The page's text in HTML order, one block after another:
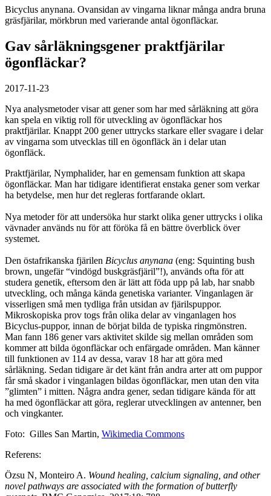
Bicyclus anynana. Ovansidan av vingarna liknar många andra bruna
gräsfjärilar, mörkbrun med varierande antal ögonfläckar.
Gav sårläkningsgener praktfjärilar
ögonfläckar?
2017-11-23
Nya analysmetoder visar att gener som har med sårläkning att göra
kan spela en viktig roll för utveckling av ögonfläckar hos
praktfjärilar. Knappt 200 gener uttrycks starkare eller svagare i delar
av vingarna som utvecklas till en ögonfläck än i delar utan
ögonfläck.
Praktfjärilar, Nymphalider, har en gemensam funktion att skapa
ögonfläckar. Man har tidigare identifierat enstaka gener som verkar
ha betydelse, men hur det regleras fortfarande oklart.
Nya metoder för att undersöka hur starkt olika gener uttrycks i olika
vävnader används nu för att föröka få en bättre överblick över
systemet.
Den östafrikanska fjärilen Bicyclus anynana (eng: Squinting bush
brown, ungefär “vindögd buskgräsfjäril”!), används ofta för att
studera genetik, eftersom den är lätt att föda upp på lab, har snabb
utveckling, och många kända genetiska varianter. Vinganlagen är
visserligen små men tydliga från utsidan av fjärilspuppor.
Mikroskopiska prov togs från olika delar av vinganlagen hos
Bicyclus-puppor, innan de börjat bilda de typiska ringmönstren.
Man fann 186 gener vars aktivitet skilde sig mellan områden som
kommer att bilda ögonfläckar och enfärgade områden. Man känner
till funktionen av 114 av dessa, varav 18 har att göra med
sårläkning. Sedan tidigare är det känt från andra arter att om puppor
får små skador i vinganlagen bildas ögonfläckar, men utan den vita
”glimten” i mitten. Några andra gener, sedan tidigare kända för att
ha med ögonfläckar att göra, reglerar utvecklingen av antenner, ben
och vingkanter.
Foto: Gilles San Martin, Wikimedia Commons
Referens:
Özsu N, Monteiro A. Wound healing, calcium signaling, and other
novel pathways are associated with the formation of butterfly